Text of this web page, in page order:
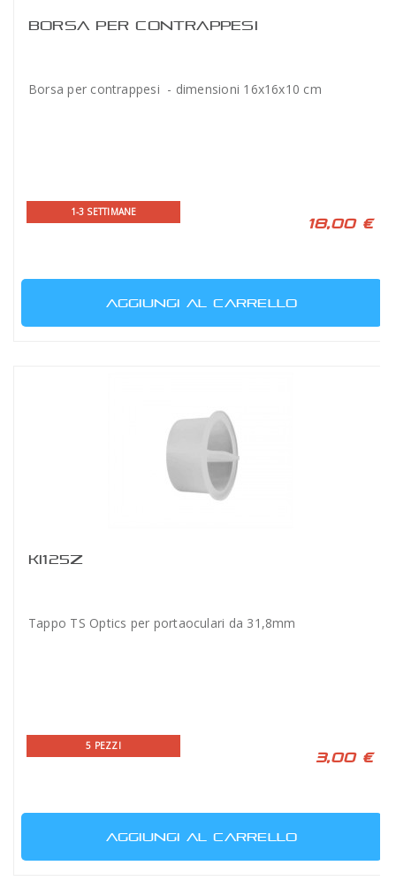
BORSA PER CONTRAPPESI
Borsa per contrappesi - dimensioni 16x16x10 cm
1-3 SETTIMANE
18,00 €
AGGIUNGI AL CARRELLO
KI125Z
Tappo TS Optics per portaoculari da 31,8mm
5 PEZZI
3,00 €
AGGIUNGI AL CARRELLO